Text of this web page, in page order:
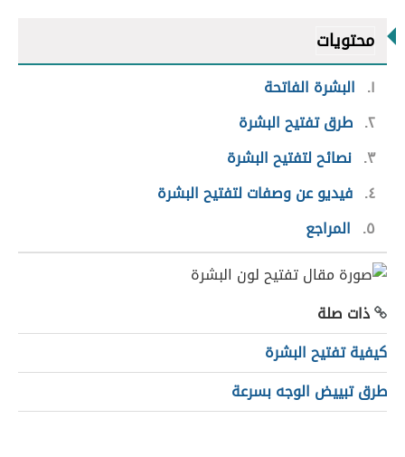
محتويات
١
البشرة الفاتحة
٢ طرق تفتيح البشرة
٣ نصائح لتفتيح البشرة
٤ فيديو عن وصفات لتفتيح البشرة
٥
المراجع
ذات صلة
كيفية تفتيح البشرة
طرق تبييض الوجه بسرعة